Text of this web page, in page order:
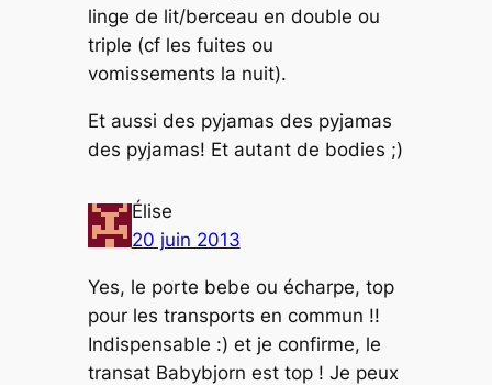
linge de lit/berceau en double ou
triple (cf les fuites ou
vomissements la nuit).
Et aussi des pyjamas des pyjamas
des pyjamas! Et autant de bodies ;)
Élise
20 juin 2013
Yes, le porte bebe ou écharpe, top
pour les transports en commun !!
Indispensable :) et je confirme, le
transat Babybjorn est top ! Je peux